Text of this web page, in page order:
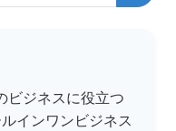
ビジネスに役立つ
インワンビジネス